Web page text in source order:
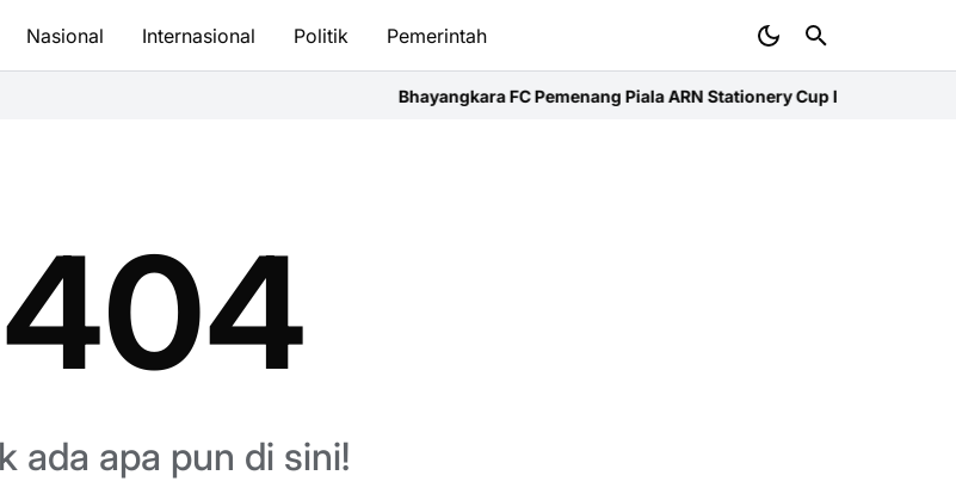
Nasional Internasional Politik Pemerintah
Bhayangkara FC Pemenang Piala ARN Stationery Cup I 2026
404
ada apa pun di sini!